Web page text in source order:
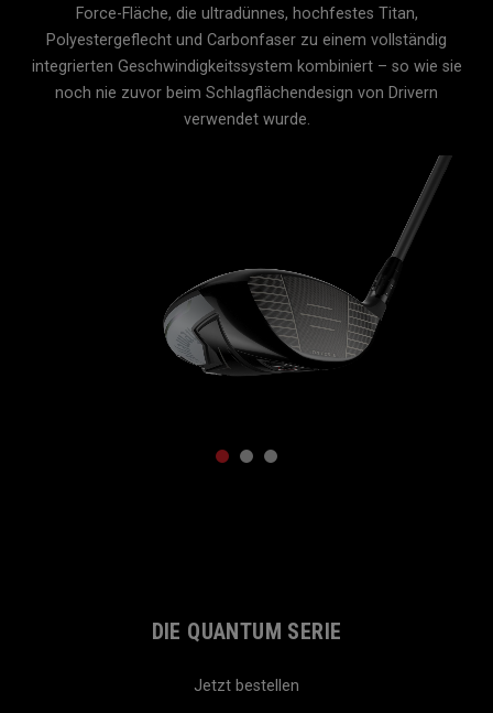
Force-Fläche, die ultradünnes, hochfestes Titan,
Polyestergeflecht und Carbonfaser zu einem vollständig
integrierten Geschwindigkeitssystem kombiniert – so wie sie
noch nie zuvor beim Schlagflächendesign von Drivern
verwendet wurde.
DIE QUANTUM SERIE
Jetzt bestellen